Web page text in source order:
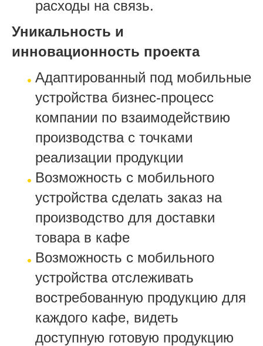
расходы на связь.
Уникальность и
инновационность проекта
Адаптированный под мобильные
устройства бизнес-процесс
компании по взаимодействию
производства с точками
реализации продукции
Возможность с мобильного
устройства сделать заказ на
производство для доставки
товара в кафе
Возможность с мобильного
устройства отслеживать
востребованную продукцию для
каждого кафе, видеть
доступную готовую продукцию